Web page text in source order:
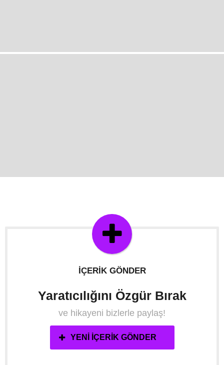
İÇERIK GÖNDER
Yaratıcılığını Özgür Bırak
ve hikayeni bizlerle paylaş!
YENI İÇERIK GÖNDER